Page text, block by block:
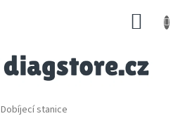
Dobíjecí stanice